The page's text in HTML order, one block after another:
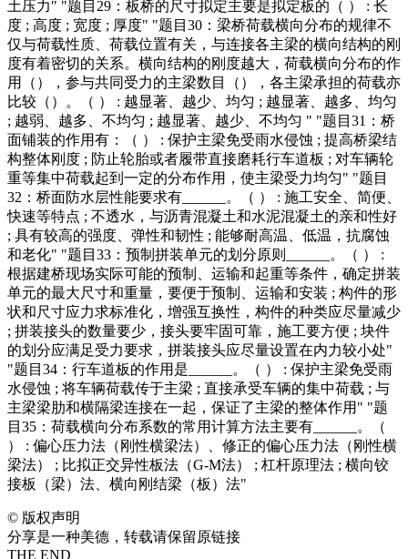
土压力" "题目29：板桥的尺寸拟定主要是拟定板的（ ） : 长
度 ; 高度 ; 宽度 ; 厚度" "题目30：梁桥荷载横向分布的规律不
仅与荷载性质、荷载位置有关，与连接各主梁的横向结构的刚
度有着密切的关系。横向结构的刚度越大，荷载横向分布的作
用（），参与共同受力的主梁数目（），各主梁承担的荷载亦
比较（）。（ ） : 越显著、越少、均匀 ; 越显著、越多、均匀
; 越弱、越多、不均匀 ; 越显著、越少、不均匀 " "题目31：桥
面铺装的作用有：（ ） : 保护主梁免受雨水侵蚀 ; 提高桥梁结
构整体刚度 ; 防止轮胎或者履带直接磨耗行车道板 ; 对车辆轮
重等集中荷载起到一定的分布作用，使主梁受力均匀" "题目
32：桥面防水层性能要求有______。（ ） : 施工安全、简便、
快速等特点 ; 不透水，与沥青混凝土和水泥混凝土的亲和性好
; 具有较高的强度、弹性和韧性 ; 能够耐高温、低温，抗腐蚀
和老化" "题目33：预制拼装单元的划分原则______。（ ） :
根据建桥现场实际可能的预制、运输和起重等条件，确定拼装
单元的最大尺寸和重量，要便于预制、运输和安装 ; 构件的形
状和尺寸应力求标准化，增强互换性，构件的种类应尽量减少
; 拼装接头的数量要少，接头要牢固可靠，施工要方便 ; 块件
的划分应满足受力要求，拼装接头应尽量设置在内力较小处"
"题目34：行车道板的作用是______。（ ） : 保护主梁免受雨
水侵蚀 ; 将车辆荷载传于主梁 ; 直接承受车辆的集中荷载 ; 与
主梁梁肋和横隔梁连接在一起，保证了主梁的整体作用" "题
目35：荷载横向分布系数的常用计算方法主要有______。（
） : 偏心压力法（刚性横梁法）、修正的偏心压力法（刚性横
梁法） ; 比拟正交异性板法（G-M法） ; 杠杆原理法 ; 横向铰
接板（梁）法、横向刚结梁（板）法"
© 版权声明
分享是一种美德，转载请保留原链接
THE END